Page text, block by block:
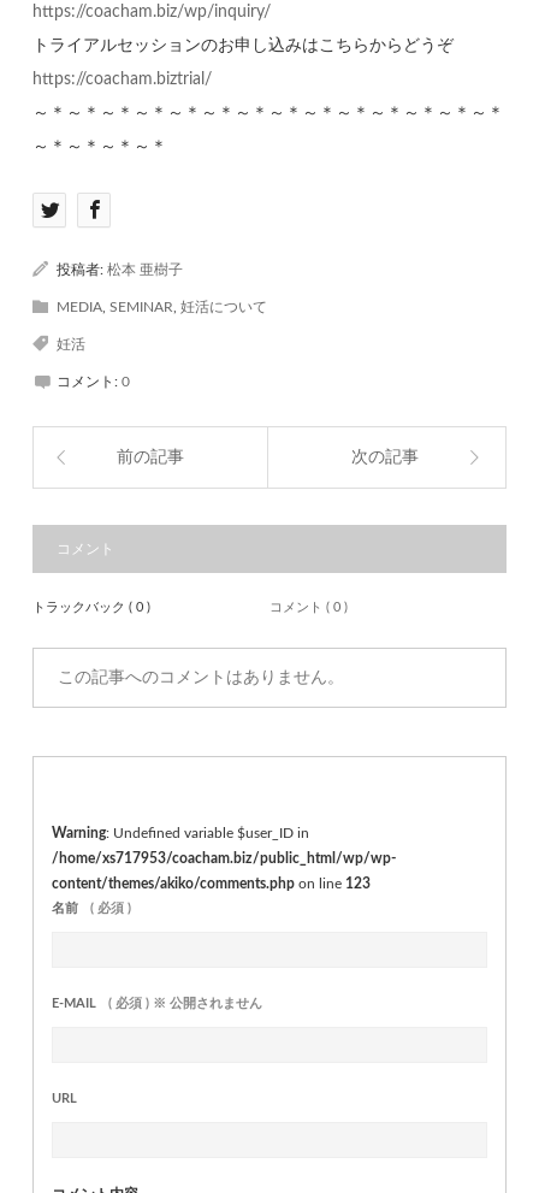
https://coacham.biz/wp/inquiry/
トライアルセッションのお申し込みはこちらからどうぞ
https://coacham.biztrial/
～＊～＊～＊～＊～＊～＊～＊～＊～＊～＊～＊～＊～＊～＊
～＊～＊～＊～＊
投稿者:松本 亜樹子
MEDIA ,SEMINAR ,妊活について
妊活
コメント:0
前の記事 次の記事
コメント
トラックバック ( 0 ) コメント ( 0 )
この記事へのコメントはありません。
Warning : Undefined variable $user_ID in
/home/xs717953/coacham.biz/public_html/wp/wp-
content/themes/akiko/comments.php on line 123
名前 ( 必須 )
E-MAIL ( 必須 ) ※ 公開されません
URL